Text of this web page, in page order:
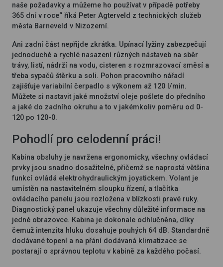
naše požadavky a můžeme ho používat v případě potřeby
365 dní v roce“ říká Peter Agterveld z technických služeb
města Barneveld v Nizozemí.
Ani zadní část nepřijde zkrátka. Upínací lyžiny zabezpečují
jednoduché a rychlé nasazení různých nástaveb na sběr
trávy, listí, nádrží na vodu, cisteren s rozmrazovací směsí a
třeba sypačů štěrku a soli. Pohon pracovního nářadí
zajišťuje variabilní čerpadlo s výkonem až 120 l/min.
Můžete si nastavit jaké množství oleje pošlete do předního
a jaké do zadního okruhu a to v jakémkoliv poměru od 0-
120 po 120-0.
Pohodlí pro celodenní práci!
Kabina obsluhy je navržena ergonomicky, všechny ovládací
prvky jsou snadno dosažitelné, přičemž se naprostá většina
funkcí ovládá elektrohydraulickým joystickem. Volant je
umístěn na nastavitelném sloupku řízení, a tlačítka
ovládacího panelu jsou rozložena v blízkosti pravé ruky.
Diagnostický panel ukazuje všechny důležité informace na
jedné obrazovce. Kabina je dokonale odhlučněna, díky
čemuž intenzita hluku dosahuje pouhých 64 dB. Standardně
dodávané topení a na přání dodávaná klimatizace se
postarají o správnou teplotu v kabině za každého počasí.